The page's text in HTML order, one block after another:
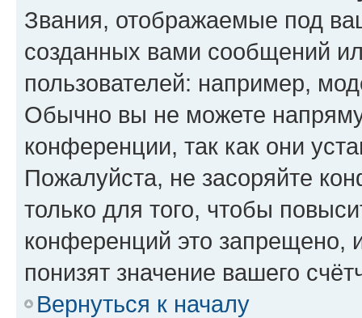
Звания, отображаемые под
созданных вами сообщений
пользователей: например,
Обычно вы не можете
конференции, так как они
Пожалуйста, не засоряйте
только для того, чтобы
конференций это запрещено,
понизят значение вашего
Вернуться к началу